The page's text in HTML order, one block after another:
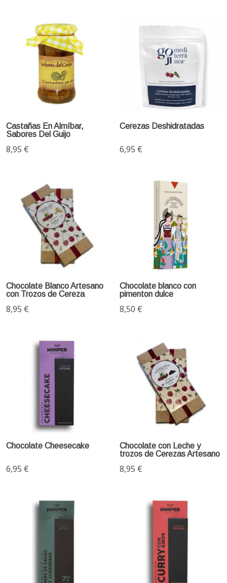
Castañas En Almíbar,
Sabores Del Guijo
8,95 €
Cerezas Deshidratadas
6,95 €
Chocolate Blanco Artesano
con Trozos de Cereza
8,95 €
Chocolate blanco con
pimenton dulce
8,50 €
Chocolate Cheesecake
6,95 €
Chocolate con Leche y
trozos de Cerezas Artesano
8,95 €